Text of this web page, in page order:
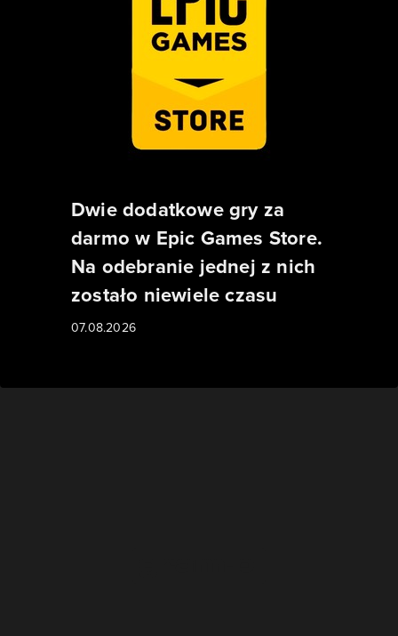
Dwie dodatkowe gry za
darmo w Epic Games Store.
Na odebranie jednej z nich
zostało niewiele czasu
07.08.2026